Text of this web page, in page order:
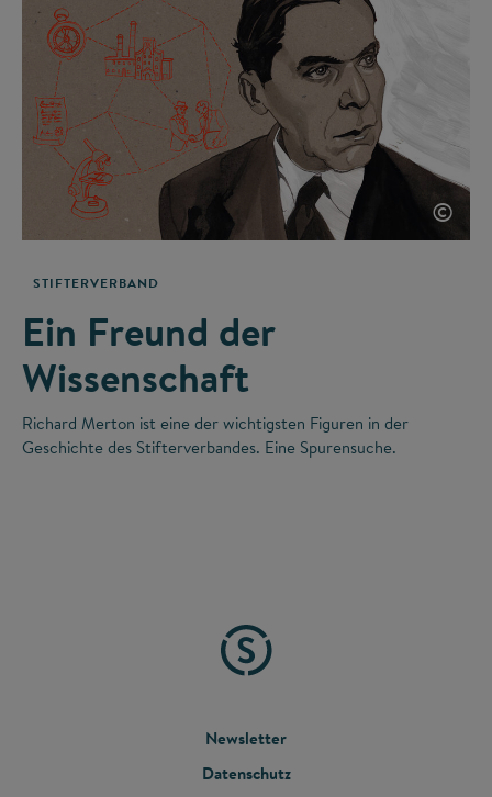
©
STIFTERVERBAND
Ein Freund der
Wissenschaft
Richard Merton ist eine der wichtigsten Figuren in der
Geschichte des Stifterverbandes. Eine Spurensuche.
FOOTER
MENU
Newsletter
Datenschutz